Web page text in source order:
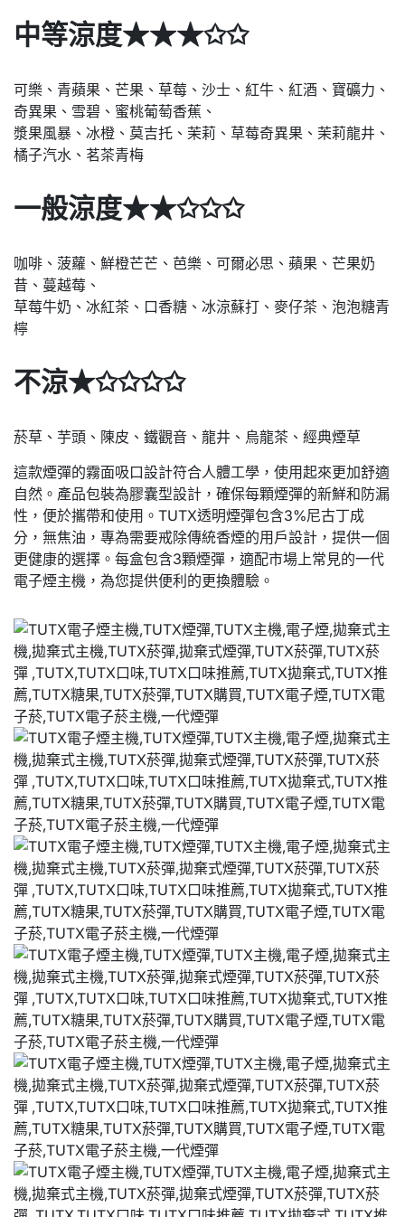
中等涼度★★★✩✩
可樂、青蘋果、芒果、草莓、沙士、紅牛、紅酒、寶礦力、
奇異果、雪碧、蜜桃葡萄香蕉、
漿果風暴、冰橙、莫吉托、茉莉、草莓奇異果、茉莉龍井、
橘子汽水、茗茶青梅
一般涼度★★✩✩✩
咖啡、菠蘿、鮮橙芒芒、芭樂、可爾必思、蘋果、芒果奶
昔、蔓越莓、
草莓牛奶、冰紅茶、口香糖、冰涼蘇打、麥仔茶、泡泡糖青
檸
不涼★✩✩✩✩
菸草、芋頭、陳皮、鐵觀音、龍井、烏龍茶、經典煙草
這款煙彈的霧面吸口設計符合人體工學，使用起來更加舒適
自然。產品包裝為膠囊型設計，確保每顆煙彈的新鮮和防漏
性，便於攜帶和使用。TUTX透明煙彈包含3%尼古丁成
分，無焦油，專為需要戒除傳統香煙的用戶設計，提供一個
更健康的選擇。每盒包含3顆煙彈，適配市場上常見的一代
電子煙主機，為您提供便利的更換體驗。